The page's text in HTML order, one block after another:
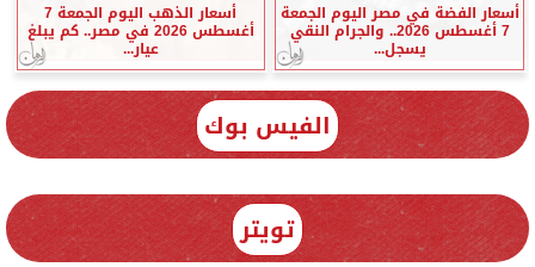
أسعار الفضة في مصر اليوم الجمعة
7 أغسطس 2026.. والجرام النقي
يسجل...
أسعار الذهب اليوم الجمعة 7
أغسطس 2026 في مصر.. كم يبلغ
عيار...
الفيس بوك
تويتر